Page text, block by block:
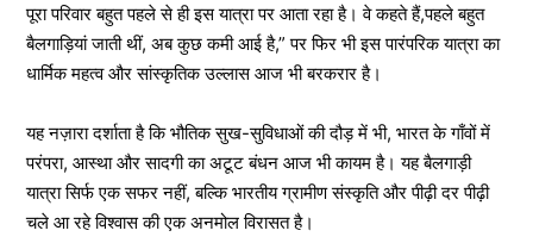
पूरा परिवार बहुत पहले से ही इस यात्रा पर आता रहा है। वे कहते हैं,पहले बहुत
बैलगाड़ियां जाती थीं, अब कुछ कमी आई है,” पर फिर भी इस पारंपरिक यात्रा का
धार्मिक महत्व और सांस्कृतिक उल्लास आज भी बरकरार है।
यह नज़ारा दर्शाता है कि भौतिक सुख-सुविधाओं की दौड़ में भी, भारत के गाँवों में
परंपरा, आस्था और सादगी का अटूट बंधन आज भी कायम है। यह बैलगाड़ी
यात्रा सिर्फ एक सफर नहीं, बल्कि भारतीय ग्रामीण संस्कृति और पीढ़ी दर पीढ़ी
चले आ रहे विश्वास की एक अनमोल विरासत है।